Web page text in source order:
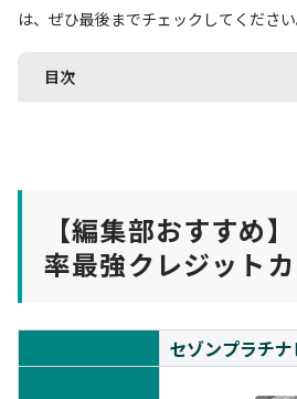
は、ぜひ最後までチェックしてください
目次
【編集部おすすめ
率最強クレジット
セゾンプラチ